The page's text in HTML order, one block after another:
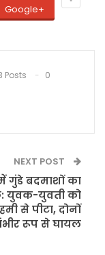
Google+
Posts
0
NEXT POST
गुंडे बदमाशों का
युवक-युवती को
से पीटा, दोनों
रूप से घायल